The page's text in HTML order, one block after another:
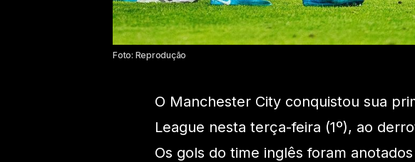
Foto: Reprodução
O Manchester City conquistou sua
League nesta terça-feira (1º), ao
Os gols do time inglês foram